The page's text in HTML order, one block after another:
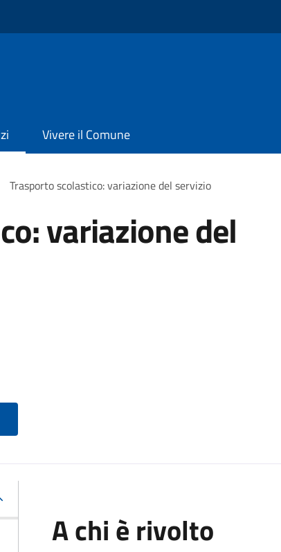
Vivere il Comune
Trasporto scolastico: variazione del servizio
variazione del
A chi è rivolto